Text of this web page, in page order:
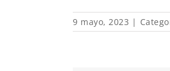
9 mayo, 2023 |